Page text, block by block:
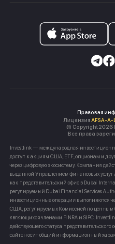
Правовая
Лицензия AFSA-
© Copyright 2026
Все права
Investlink — международная
доступ к акциям США, ETF, опционам и
через цифровую экосистему. Компания
выданной Управлением финансовых услуг
как представительский офис в Dubai
регулируемый Dubai Financial Services
инвестиционные операции выполняются
США, регулируемых Комиссией по
являющихся членами FINRA и SIPC.
действующего статуса
сайте носит общий информационный